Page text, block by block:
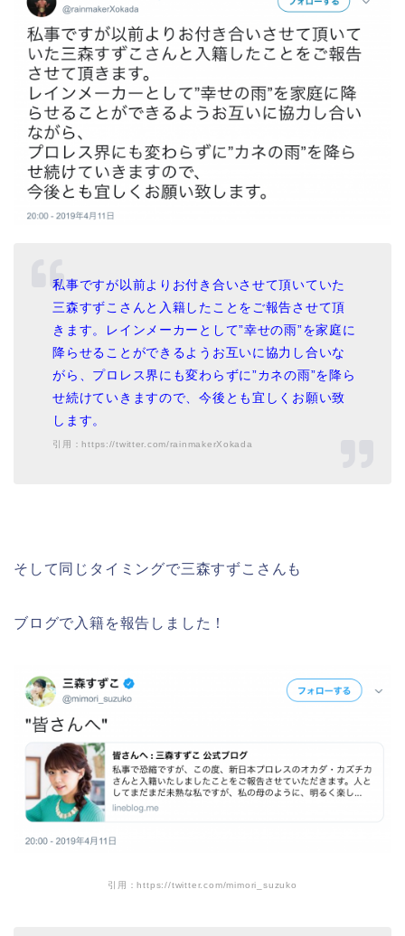
私事ですが以前よりお付き合いさせて頂いていた
三森すずこさんと入籍したことをご報告させて頂
きます。レインメーカーとして”幸せの雨”を家庭に
降らせることができるようお互いに協力し合いな
がら、プロレス界にも変わらずに”カネの雨”を降ら
せ続けていきますので、今後とも宜しくお願い致
します。
引用：https://twitter.com/rainmakerXokada
そして同じタイミングで三森すずこさんも
ブログで入籍を報告しました！
引用：https://twitter.com/mimori_suzuko